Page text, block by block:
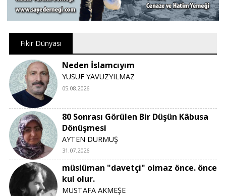
Fikir Dünyası
Neden İslamcıyım
YUSUF YAVUZYILMAZ
05.08.2026
80 Sonrası Görülen Bir Düşün Kâbusa
Dönüşmesi
AYTEN DURMUŞ
31.07.2026
müslüman "davetçi" olmaz önce. önce
kul olur.
MUSTAFA AKMEŞE